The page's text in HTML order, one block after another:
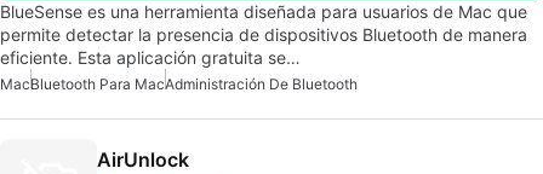
BlueSense es una herramienta diseñada para usuarios de Mac que
permite detectar la presencia de dispositivos Bluetooth de manera
eficiente. Esta aplicación gratuita se…
MacBluetooth Para MacAdministración De Bluetooth
AirUnlock